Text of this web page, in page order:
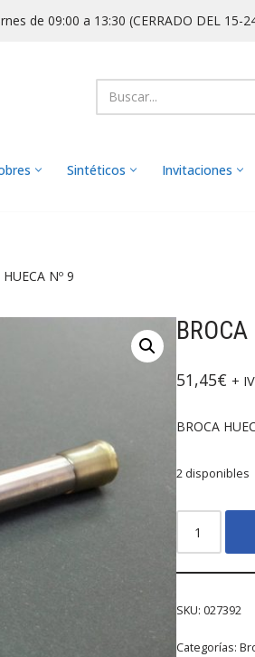
de 09:00 a 13:30 (CERRADO DEL 15-
Sintéticos Invitaciones
Nº 9
51,45€ +
BROCA
2 disponibles
SKU: 027392
Categorías: